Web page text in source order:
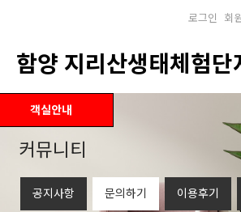
객실안내
로그인 회
함양 지리산생태체험단
커뮤니티
공지사항 문의하기 이용후기